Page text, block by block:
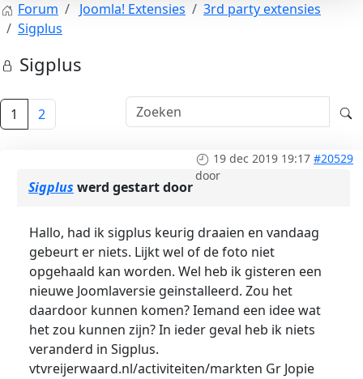
Forum Joomla! Extensies
3rd party extensies
Sigplus
Sigplus
1 2
19 dec 2019 19:17 #20529
door
Sigplus werd gestart door
Hallo, had ik sigplus keurig draaien en vandaag
gebeurt er niets. Lijkt wel of de foto niet
opgehaald kan worden. Wel heb ik gisteren een
nieuwe Joomlaversie geinstalleerd. Zou het
daardoor kunnen komen? Iemand een idee wat
het zou kunnen zijn? In ieder geval heb ik niets
veranderd in Sigplus.
vtvreijerwaard.nl/activiteiten/markten Gr Jopie